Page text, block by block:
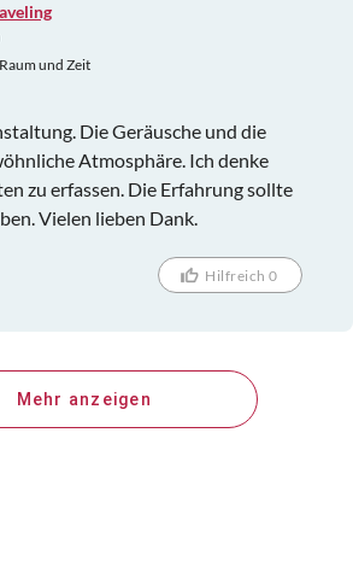
und Zeit
Die Geräusche und die
Atmosphäre. Ich denke
zu erfassen. Die Erfahrung sollte
Vielen lieben Dank.
Hilfreich 0
Mehr anzeigen